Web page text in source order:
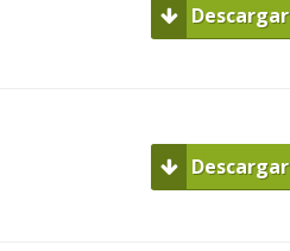
Descargar
Descargar